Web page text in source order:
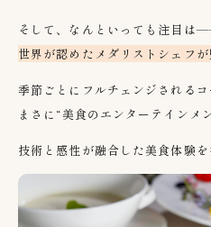
そして、なんといっても注目は
世界が認めたメダリストシェフ
季節ごとにフルチェンジされるコ
まさに “美食のエンターテインメ
技術と感性が融合した美食体験を